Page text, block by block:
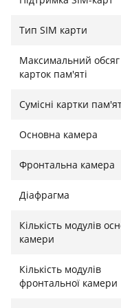
Порадує покупця
не потребуючи
Тип SIM карти
Максимальний обсяг
карток пам'яті
Сумісні картки
Основна камера
Фронтальна камера
Діафрагма
Кількість модулів
камери
Кількість модулів
фронтальної камери